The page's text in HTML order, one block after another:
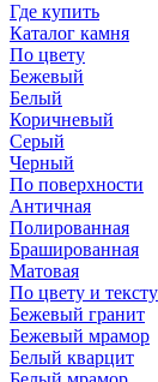
Где купить
Каталог камня
По цвету
Бежевый
Белый
Коричневый
Серый
Черный
По поверхности
Античная
Полированная
Брашированная
Матовая
По цвету и
Бежевый гранит
Бежевый мрамор
Белый кварцит